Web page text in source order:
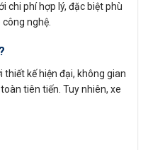
chi phí hợp lý, đặc biệt phù
nghệ.
thiết kế hiện đại, không gian
tiên tiến. Tuy nhiên, xe